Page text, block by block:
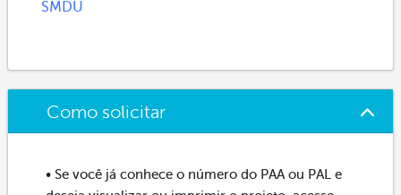
SMDU
Como solicitar
• Se você já conhece o número do PAA ou PAL e